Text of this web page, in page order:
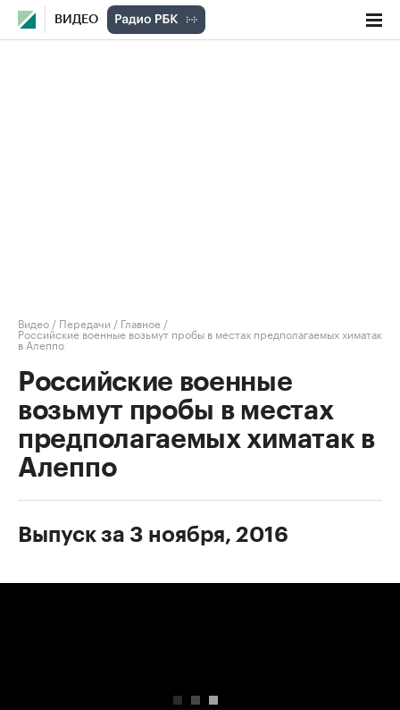
ВИДЕО
Видео / Передачи / Главное /
Российские военные возьмут пробы в местах предполагаемых химатак
в Алеппо
Российские военные
возьмут пробы в местах
предполагаемых химатак в
Алеппо
Выпуск за 3 ноября, 2016